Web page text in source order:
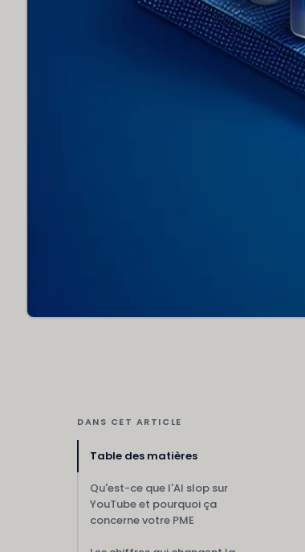
DANS CET ARTICLE
Table des matières
Qu'est-ce que l'AI slop sur
YouTube et pourquoi ça
concerne votre PME